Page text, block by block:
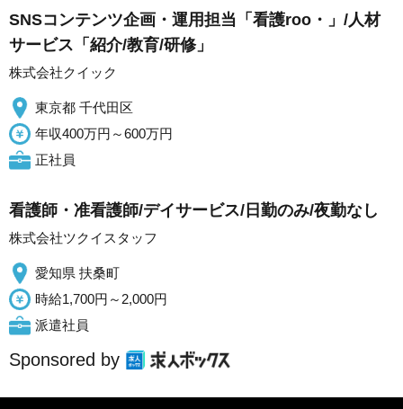
SNSコンテンツ企画・運用担当「看護roo・」/人材
サービス「紹介/教育/研修」
株式会社クイック
東京都 千代田区
年収400万円～600万円
正社員
看護師・准看護師/デイサービス/日勤のみ/夜勤なし
株式会社ツクイスタッフ
愛知県 扶桑町
時給1,700円～2,000円
派遣社員
Sponsored by